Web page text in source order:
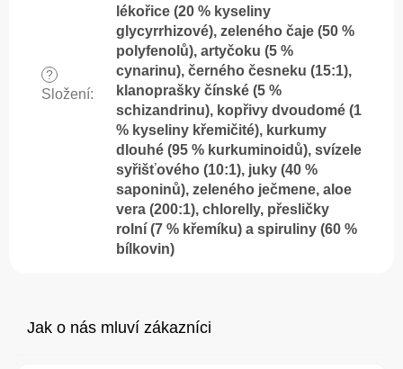
?
Složení:
lékořice (20 % kyseliny
glycyrrhizové), zeleného čaje (50 %
polyfenolů), artyčoku (5 %
cynarinu), černého česneku (15:1),
klanoprašky čínské (5 %
schizandrinu), kopřivy dvoudomé (1
% kyseliny křemičité), kurkumy
dlouhé (95 % kurkuminoidů), svízele
syřišťového (10:1), juky (40 %
saponinů), zeleného ječmene, aloe
vera (200:1), chlorelly, přesličky
rolní (7 % křemíku) a spiruliny (60 %
bílkovin)